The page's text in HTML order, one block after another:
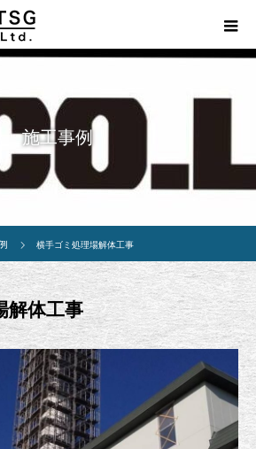
施工事例
横手ゴミ処理場解体工事
解体工事